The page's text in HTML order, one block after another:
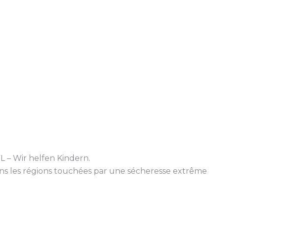
– Wir helfen Kindern.
les régions touchées par une sécheresse extrême